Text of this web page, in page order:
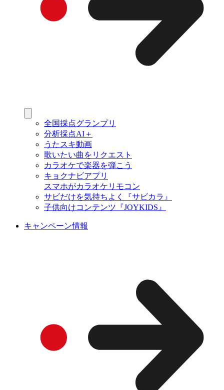
全国採点グランプリ
分析採点AI＋
うたスキ動画
歌いたい曲をリクエスト
カラオケで楽器を弾こう
キョクナビアプリ
スマホがカラオケリモコン
サビだけを気持ちよく『サビカラ』
子供向けコンテンツ『JOYKIDS』
キャンペーン情報